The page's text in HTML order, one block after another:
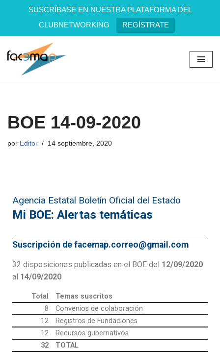
SUSCRÍBASE EN NUESTRA PLATAFORMA DEL
CLUBNETWORKING
REGÍSTRATE
Saltar
BOE 14-09-2020
por Editor 14 septiembre, 2020
Agencia Estatal Boletín Oficial del Estado
Mi BOE: Alertas temáticas
Suscripción de facemap.correo@gmail.com
32 disposiciones publicadas en el BOE del 12/09/2020
al 14/09/2020
Total
Temas suscritos
8
Convenios de colaboración
12
Registros de Fundaciones
12
Recursos gubernativos
32
TOTAL